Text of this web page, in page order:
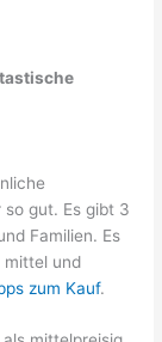
gut. Es gibt 3
Familien. Es
mittel und
zum Kauf.